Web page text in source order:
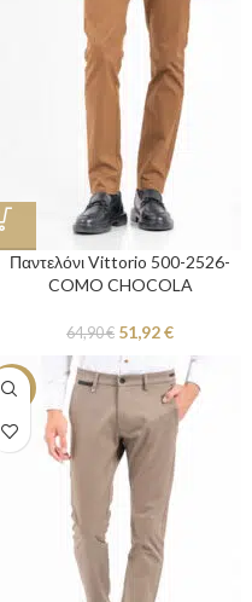
Παντελόνι Vittorio 500-2526-
COMO CHOCOLA
64,90€ 51,92€
-20%